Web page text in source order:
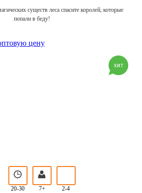
существ леса спасите королей, которые
попали в беду!
цену
20-30 7+ 2-4